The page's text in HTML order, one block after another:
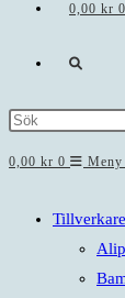
0,00 kr 0
Slå
0,00 kr 0 Meny
Tillverkare